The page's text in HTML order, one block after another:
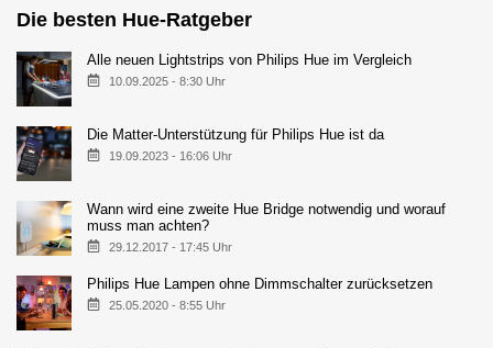
Die besten Hue-Ratgeber
Alle neuen Lightstrips von Philips Hue im Vergleich
10.09.2025 - 8:30 Uhr
Die Matter-Unterstützung für Philips Hue ist da
19.09.2023 - 16:06 Uhr
Wann wird eine zweite Hue Bridge notwendig und worauf
muss man achten?
29.12.2017 - 17:45 Uhr
Philips Hue Lampen ohne Dimmschalter zurücksetzen
25.05.2020 - 8:55 Uhr